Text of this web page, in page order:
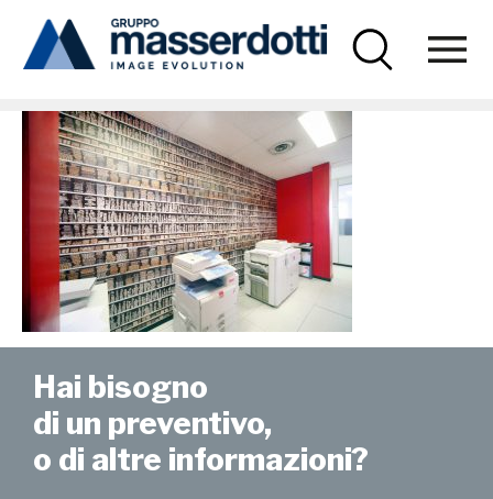
Hai bisogno
di un preventivo,
o di altre informazioni?